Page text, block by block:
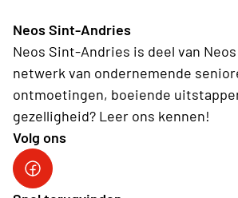
Neos Sint-Andries
Neos Sint-Andries is deel van
netwerk van ondernemende
ontmoetingen, boeiende
gezelligheid? Leer ons kennen!
Volg ons
Volg ons op facebook